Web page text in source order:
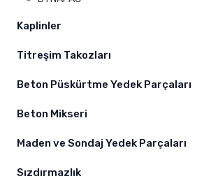
Kawasaki
Jcb
Case
PUTZMEİSTER
Kaplinler
A – AS Kaplin
Kaplin
Titreşim Takozları
Titreşim Takoz
Beton Püskürtme Yedek Parçaları
Kelepçeler
Nozullar
Difüzörler
Beton Mikseri
Beton Mikseri
Maden ve Sondaj Yedek Parçaları
Sızdırmazlık